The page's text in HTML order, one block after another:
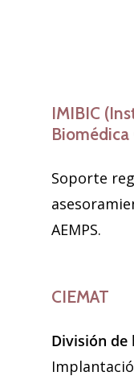
IMIBIC
Soporte
AEMPS.
CIEMAT
División de